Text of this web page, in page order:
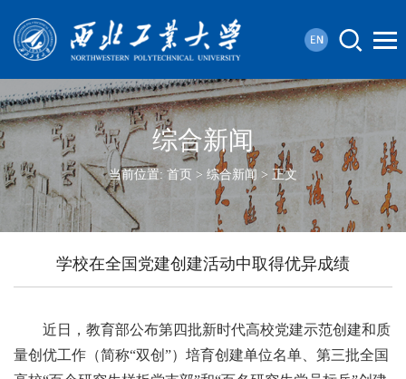
综合新闻
当前位置: 首页 > 综合新闻 > 正文
学校在全国党建创建活动中取得优异成绩
近日，教育部公布第四批新时代高校党建示范创建和质
量创优工作（简称“双创”）培育创建单位名单、第三批全国